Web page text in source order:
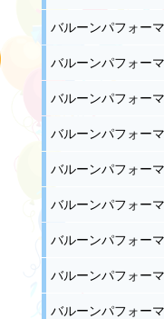
バルーンパフォー
バルーンパフォー
バルーンパフォー
バルーンパフォー
バルーンパフォー
バルーンパフォー
バルーンパフォー
バルーンパフォー
バルーンパフォー